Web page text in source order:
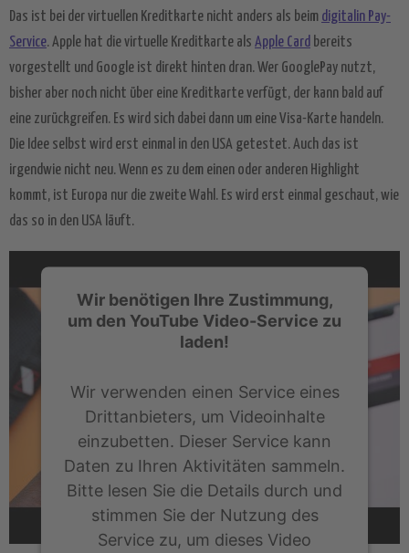
Das ist bei der virtuellen Kreditkarte nicht anders als beim digitalin Pay-
Service. Apple hat die virtuelle Kreditkarte als Apple Card bereits
vorgestellt und Google ist direkt hinten dran. Wer GooglePay nutzt,
bisher aber noch nicht über eine Kreditkarte verfügt, der kann bald auf
eine zurückgreifen. Es wird sich dabei dann um eine Visa-Karte handeln.
Die Idee selbst wird erst einmal in den USA getestet. Auch das ist
irgendwie nicht neu. Wenn es zu dem einen oder anderen Highlight
kommt, ist Europa nur die zweite Wahl. Es wird erst einmal geschaut, wie
das so in den USA läuft.
Wir benötigen Ihre Zustimmung,
um den YouTube Video-Service zu
laden!
Wir verwenden einen Service eines
Drittanbieters, um Videoinhalte
einzubetten. Dieser Service kann
Daten zu Ihren Aktivitäten sammeln.
Bitte lesen Sie die Details durch und
stimmen Sie der Nutzung des
Service zu, um dieses Video